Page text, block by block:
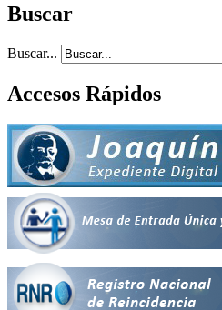
Buscar
Buscar...
Accesos Rápidos